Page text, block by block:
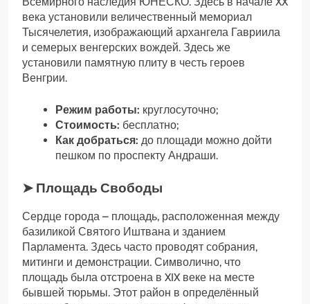
века установили величественный мемориал
Тысячелетия, изображающий архангела Гавриила
и семерых венгерских вождей. Здесь же
установили памятную плиту в честь героев
Венгрии.
Режим работы: круглосуточно;
Стоимость: бесплатно;
Как добраться: до площади можно дойти
пешком по проспекту Андраши.
➤ Площадь Свободы
Сердце города – площадь, расположенная между
базиликой Святого Иштвана и зданием
Парламента. Здесь часто проводят собрания,
митинги и демонстрации. Символично, что
площадь была отстроена в XIX веке на месте
бывшей тюрьмы. Этот район в определённый